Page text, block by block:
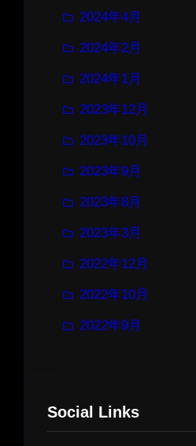
2024年4月
2024年2月
2024年1月
2023年12月
2023年10月
2023年9月
2023年8月
2023年3月
2022年12月
2022年10月
2022年9月
Social Links